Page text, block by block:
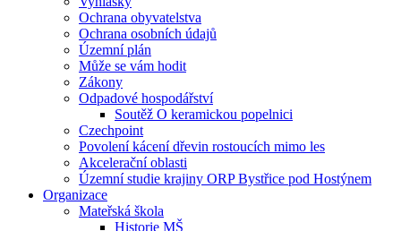
Ochrana obyvatelstva
Ochrana osobních údajů
Územní plán
Může se vám hodit
Zákony
Odpadové hospodářství
Soutěž O keramickou popelnici
Czechpoint
Povolení kácení dřevin rostoucích mimo les
Akcelerační oblasti
Územní studie krajiny ORP Bystřice pod Hostýnem
Organizace
Mateřská škola
Historie MŠ